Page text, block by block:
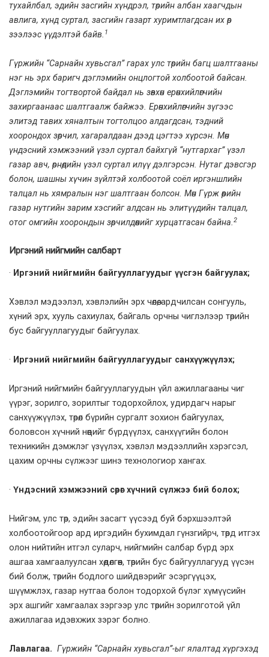
тухайлбал, эдийн засгийн хүндрэл, төрийн албан хаагчдын
авлига, хүнд суртал, засгийн газарт хуримтлагдсан их өр
зээлээс үүдэлтэй байв. 1
Гүржийн “Сарнайн хувьсгал”гарах улс төрийн багц шалтгааны
нэг нь эрх баригч дэглэмийн онцлогтой холбоотой байсан.
Дэглэмийн тогтвортой байдал нь зөвхөн ерөнхийлөгчийн
захиргаанаас шалтгаалж байжээ. Ерөнхийлөгчийн зүгээс
элитэд тавих хяналтын тогтолцоо алдагдсан, тэдний
хоорондох зөрчил, хагаралдаан дээд цэгтээ хүрсэн. Мөн
үндэсний хэмжээний үзэл суртал байхгүй “нутгархаг” үзэл
газар авч, өрнөдийн үзэл суртал илүү дэлгэрсэн. Нутаг дэвсгэр
болон, шашны хүчин зүйлтэй холбоотой соёл иргэншлийн
талцал нь хямралын нэг шалтгаан болсон. Мөн Гүрж өөрийн
газар нутгийн зарим хэсгийг алдсан нь элитүүдийн талцал,
отог омгийн хоорондын зөрчилдөөнийг хурцатгасан байна.2
Иргэний нийгмийн салбарт
· Иргэний нийгмийн байгууллагуудыг үүсгэн байгуулах;
Хэвлэл мэдээлэл, хэвлэлийн эрх чөлөө, ардчилсан сонгууль,
хүний эрх, хууль сахиулах, байгаль орчны чиглэлээр төрийн
бус байгууллагуудыг байгуулах.
· Иргэний нийгмийн байгууллагуудыг санхүүжүүлэх;
Иргэний нийгмийн байгууллагуудын үйл ажиллагааны чиг
үүрэг, зорилго, зорилтыг тодорхойлох, удирдагч нарыг
санхүүжүүлэх, төрөл бүрийн сургалт зохион байгуулах,
боловсон хүчний нөөцийг бүрдүүлэх, санхүүгийн болон
техникийн дэмжлэг үзүүлэх, хэвлэл мэдээллийн хэрэгсэл,
цахим орчны сүлжээг шинэ технологиор хангах.
· Үндэсний хэмжээний сөрөг хүчний сүлжээ бий болох;
Нийгэм, улс төр, эдийн засагт үүсээд буй бэрхшээлтэй
холбоотойгоор ард иргэдийн бухимдал гүнзгийрч, төрд итгэх
олон нийтийн итгэл суларч, нийгмийн салбар бүрд эрх
ашгаа хамгаалуулсан хөдөлгөөн, төрийн бус байгууллагууд үүсэн
бий болж, төрийн бодлого шийдвэрийг эсэргүүцэх,
шүүмжлэх, газар нутгаа болон тодорхой бүлэг хүмүүсийн
эрх ашгийг хамгаалах зэргээр улс төрийн зорилготой үйл
ажиллагаа идэвхжих зэрэг болно.
Лавлагаа. Гүржийн “Сарнайн хувьсгал”-ыг ялалтад хүргэхэд